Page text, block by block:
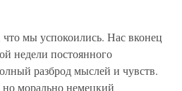
что мы успокоились. Нас вконец
недели постоянного
разброд мыслей и чувств.
морально немецкий